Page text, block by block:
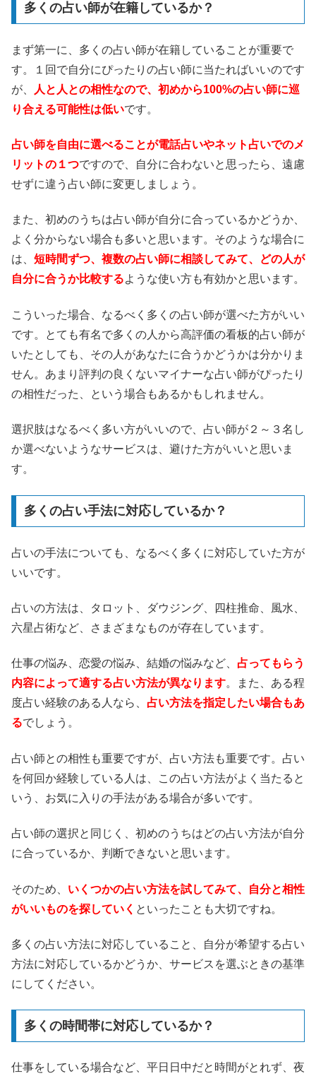
多くの占い師が在籍しているか？
まず第一に、多くの占い師が在籍していることが重要で
す。１回で自分にぴったりの占い師に当たればいいのです
が、
人と人との相性なので、初めから100%の占い師に巡
り合える可能性は低いです。
占い師を自由に選べることが電話占いやネット占いでのメ
リットの１つですので、自分に合わないと思ったら、遠慮
せずに違う占い師に変更しましょう。
また、初めのうちは占い師が自分に合っているかどうか、
よく分からない場合も多いと思います。そのような場合に
は、 短時間ずつ、複数の占い師に相談してみて、どの人が
自分に合うか比較するような使い方も有効かと思います。
こういった場合、なるべく多くの占い師が選べた方がいい
です。とても有名で多くの人から高評価の看板的占い師が
いたとしても、その人があなたに合うかどうかは分かりま
せん。あまり評判の良くないマイナーな占い師がぴったり
の相性だった、という場合もあるかもしれません。
選択肢はなるべく多い方がいいので、占い師が２～３名し
か選べないようなサービスは、避けた方がいいと思いま
す。
多くの占い手法に対応しているか？
占いの手法についても、なるべく多くに対応していた方が
いいです。
占いの方法は、タロット、ダウジング、四柱推命、風水、
六星占術など、さまざまなものが存在しています。
仕事の悩み、恋愛の悩み、結婚の悩みなど、 占ってもらう
内容によって適する占い方法が異なります。また、ある程
度占い経験のある人なら、 占い方法を指定したい場合もあ
るでしょう。
占い師との相性も重要ですが、占い方法も重要です。占い
を何回か経験している人は、この占い方法がよく当たると
いう、お気に入りの手法がある場合が多いです。
占い師の選択と同じく、初めのうちはどの占い方法が自分
に合っているか、判断できないと思います。
そのため、 いくつかの占い方法を試してみて、自分と相性
がいいものを探していく といったことも大切ですね。
多くの占い方法に対応していること、自分が希望する占い
方法に対応しているかどうか、サービスを選ぶときの基準
にしてください。
多くの時間帯に対応しているか？
仕事をしている場合など、平日日中だと時間がとれず、夜